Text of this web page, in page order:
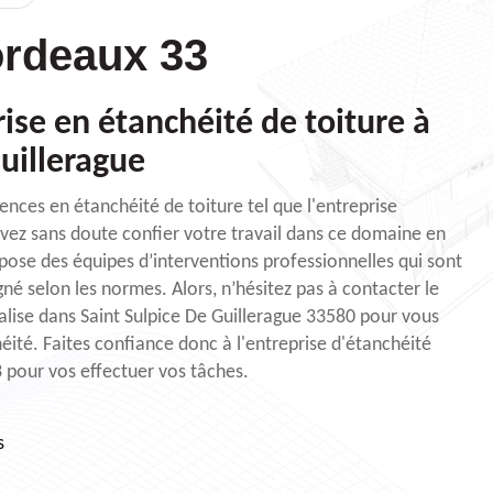
33
en étanchéité de toiture à
en étanchéité de toiture tel que l'entreprise
sans doute confier votre travail dans ce domaine en
des équipes d’interventions professionnelles qui sont
selon les normes. Alors, n’hésitez pas à contacter le
dans Saint Sulpice De Guillerague 33580 pour vous
Faites confiance donc à l'entreprise d'étanchéité
vos effectuer vos tâches.